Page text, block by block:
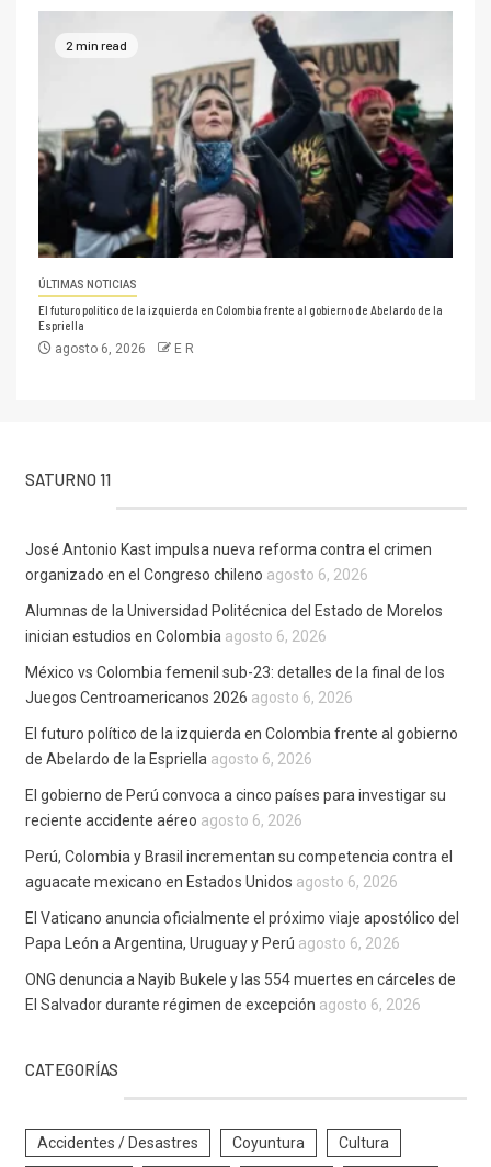
2 min read
ÚLTIMAS NOTICIAS
El futuro político de la izquierda en Colombia frente al gobierno de Abelardo de la
Espriella
agosto 6, 2026 E R
SATURNO 11
José Antonio Kast impulsa nueva reforma contra el crimen
organizado en el Congreso chileno agosto 6, 2026
Alumnas de la Universidad Politécnica del Estado de Morelos
inician estudios en Colombia agosto 6, 2026
México vs Colombia femenil sub-23: detalles de la final de los
Juegos Centroamericanos 2026 agosto 6, 2026
El futuro político de la izquierda en Colombia frente al gobierno
de Abelardo de la Espriella agosto 6, 2026
El gobierno de Perú convoca a cinco países para investigar su
reciente accidente aéreo agosto 6, 2026
Perú, Colombia y Brasil incrementan su competencia contra el
aguacate mexicano en Estados Unidos agosto 6, 2026
El Vaticano anuncia oficialmente el próximo viaje apostólico del
Papa León a Argentina, Uruguay y Perú agosto 6, 2026
ONG denuncia a Nayib Bukele y las 554 muertes en cárceles de
El Salvador durante régimen de excepción agosto 6, 2026
CATEGORÍAS
Accidentes / Desastres Coyuntura Cultura